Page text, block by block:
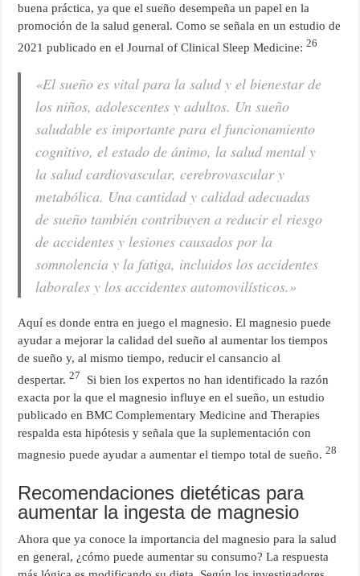
buena práctica, ya que el sueño desempeña un papel en la
promoción de la salud general. Como se señala en un estudio de
2021 publicado en el Journal of Clinical Sleep Medicine:26
«El sueño es vital para la salud y el bienestar de
los niños, adolescentes y adultos. Un sueño
saludable es importante para el funcionamiento
cognitivo, el estado de ánimo, la salud mental y
la salud cardiovascular, cerebrovascular y
metabólica. Una cantidad y calidad adecuadas
de sueño también contribuyen a reducir el riesgo
de accidentes y lesiones causados ​​por la
somnolencia y la fatiga, incluidos los accidentes
laborales y los accidentes automovilísticos.»
Aquí es donde entra en juego el magnesio. El magnesio puede
ayudar a mejorar la calidad del sueño al aumentar los tiempos
de sueño y, al mismo tiempo, reducir el cansancio al
despertar.27
Si bien los expertos no han identificado la razón
exacta por la que el magnesio influye en el sueño, un estudio
publicado en BMC Complementary Medicine and Therapies
respalda esta hipótesis y señala que la suplementación con
magnesio puede ayudar a aumentar el tiempo total de sueño.28
Recomendaciones dietéticas para
aumentar la ingesta de magnesio
Ahora que ya conoce la importancia del magnesio para la salud
en general, ¿cómo puede aumentar su consumo? La respuesta